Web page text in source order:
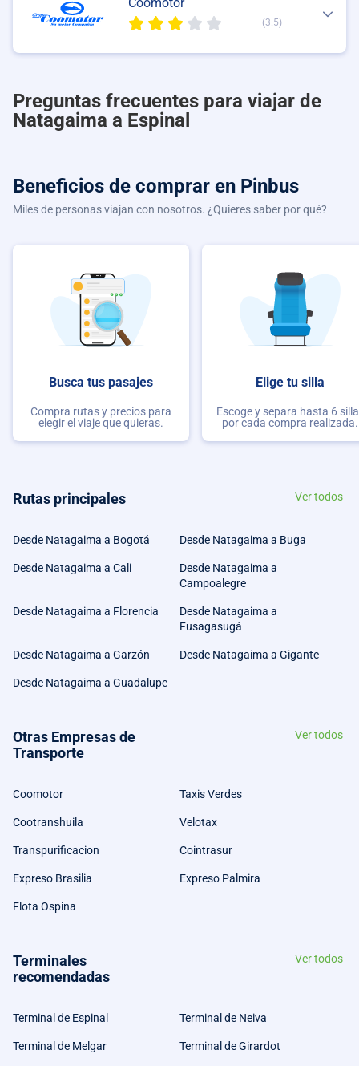
(3.5)
Preguntas frecuentes para viajar de
Natagaima a Espinal
Beneficios de comprar en Pinbus
Miles de personas viajan con nosotros. ¿Quieres saber por qué?
Busca tus pasajes
Compra rutas y precios para
elegir el viaje que quieras.
Elige tu silla
Escoge y separa hasta 6
por cada compra realizada.
Rutas principales Ver todos
Desde Natagaima a Bogotá Desde Natagaima a Buga
Desde Natagaima a Cali
Desde Natagaima a
Campoalegre
Desde Natagaima a Florencia
Desde Natagaima a
Fusagasugá
Desde Natagaima a Garzón Desde Natagaima a Gigante
Desde Natagaima a Guadalupe
Otras Empresas de
Transporte
Ver todos
Coomotor Taxis Verdes
Cootranshuila Velotax
Transpurificacion Cointrasur
Expreso Brasilia Expreso Palmira
Flota Ospina
Terminales
recomendadas
Ver todos
Terminal de Espinal Terminal de Neiva
Terminal de Melgar Terminal de Girardot